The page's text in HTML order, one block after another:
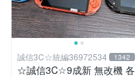
誠信3C☆統編36972534 1342
☆誠信3C☆9成新 無改機 各